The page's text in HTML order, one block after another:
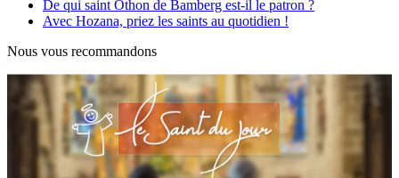
De qui saint Othon de Bamberg est-il le patron ?
Avec Hozana, priez les saints au quotidien !
Nous vous recommandons